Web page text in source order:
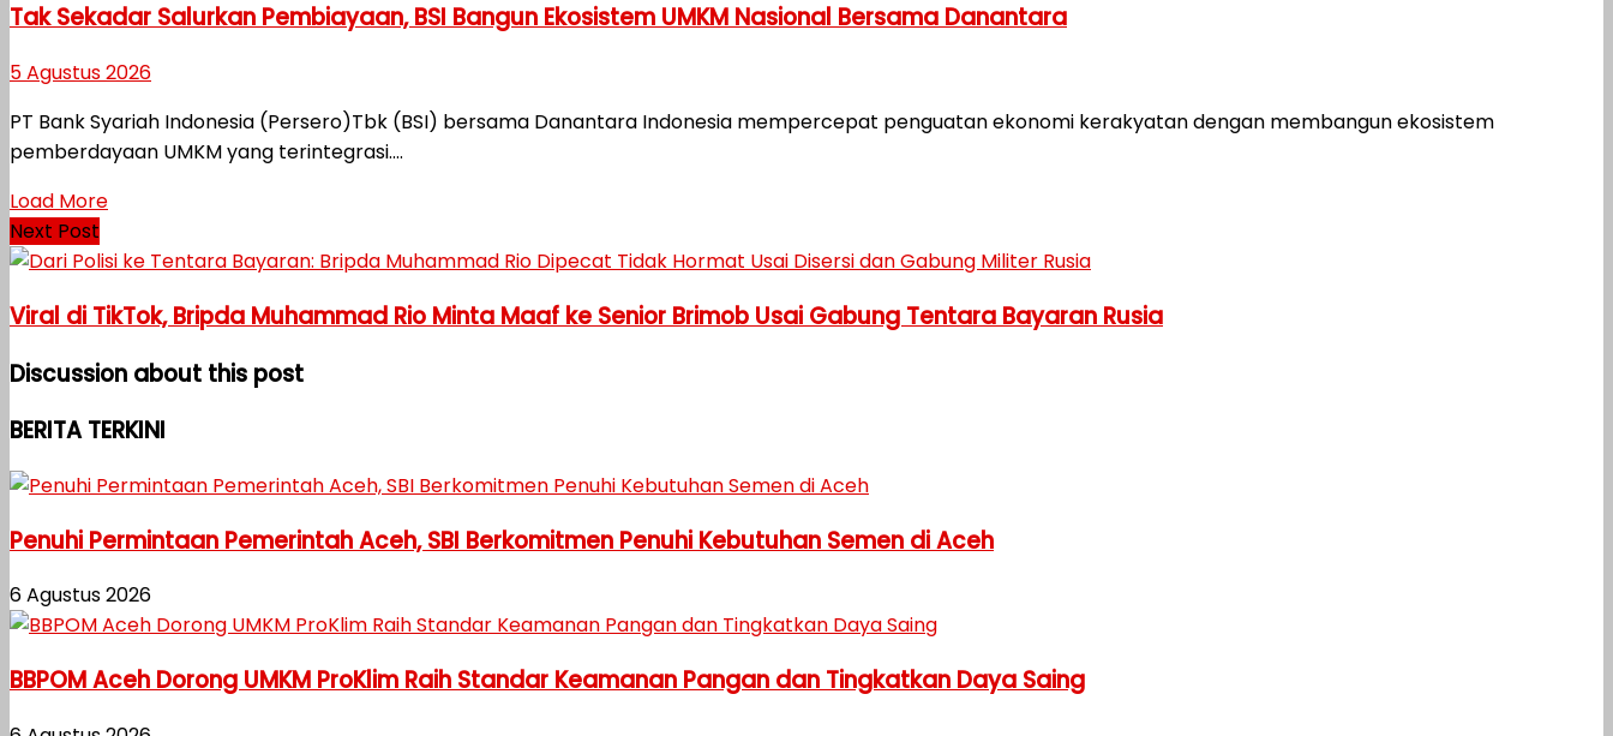
Tak Sekadar Salurkan Pembiayaan, BSI Bangun Ekosistem UMKM Nasional Bersama Danantara
5 Agustus 2026
PT Bank Syariah Indonesia (Persero)Tbk (BSI) bersama Danantara Indonesia mempercepat penguatan ekonomi kerakyatan dengan membangun ekosistem
pemberdayaan UMKM yang terintegrasi....
Load More
Next Post
Viral di TikTok, Bripda Muhammad Rio Minta Maaf ke Senior Brimob Usai Gabung Tentara Bayaran Rusia
Discussion about this post
BERITA TERKINI
Penuhi Permintaan Pemerintah Aceh, SBI Berkomitmen Penuhi Kebutuhan Semen di Aceh
6 Agustus 2026
BBPOM Aceh Dorong UMKM ProKlim Raih Standar Keamanan Pangan dan Tingkatkan Daya Saing